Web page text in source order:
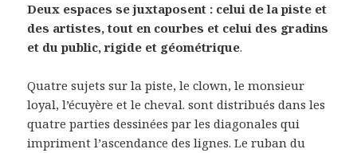
Deux espaces se juxtaposent : celui de la piste et
des artistes, tout en courbes et celui des gradins
et du public, rigide et géométrique.
Quatre sujets sur la piste, le clown, le monsieur
loyal, l’écuyère et le cheval. sont distribués dans les
quatre parties dessinées par les diagonales qui
impriment l’ascendance des lignes. Le ruban du